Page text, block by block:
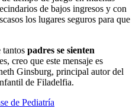
de bajos ingresos y con
los lugares seguros para que
tantos padres se sienten
creo que este mensaje es
Ginsburg, principal autor del
de Filadelfia.
de Pediatría